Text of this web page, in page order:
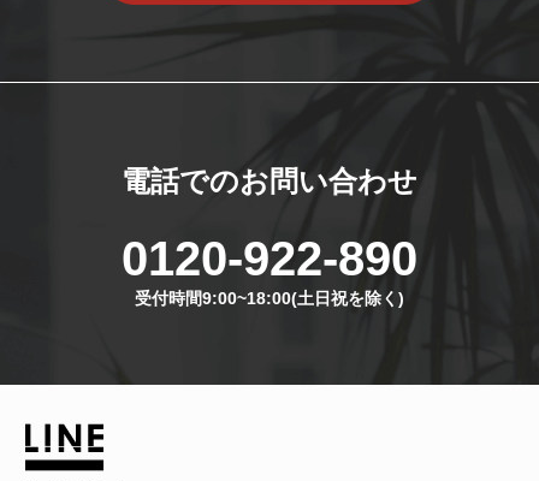
電話でのお問い合わせ
0120-922-890
受付時間9:00~18:00(土日祝を除く)